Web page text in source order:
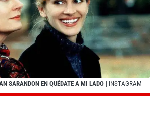
SARANDON EN QUÉDATE A MI LADO | INSTAGRAM